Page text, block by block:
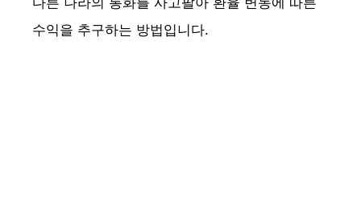
다른 나라의 통화를 사고팔아 환율 변동에 따른
수익을 추구하는 방법입니다.